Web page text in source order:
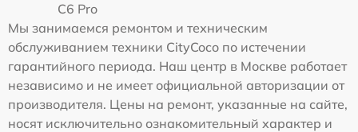
C6 Pro
Мы занимаемся ремонтом и техническим
обслуживанием техники CityCoco по истечении
гарантийного периода. Наш центр в Москве работает
независимо и не имеет официальной авторизации от
производителя. Цены на ремонт, указанные на сайте,
носят исключительно ознакомительный характер и